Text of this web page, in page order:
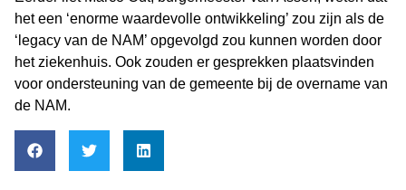
het een ‘enorme waardevolle ontwikkeling’ zou zijn als de
‘legacy van de NAM’ opgevolgd zou kunnen worden door
het ziekenhuis. Ook zouden er gesprekken plaatsvinden
voor ondersteuning van de gemeente bij de overname van
de NAM.